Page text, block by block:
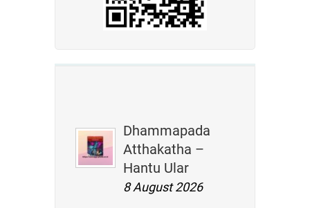
Dhammapada
Atthakatha –
Hantu Ular
8 August 2026